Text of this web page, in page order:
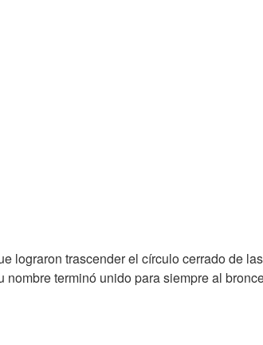
lograron trascender el círculo cerrado de
nombre terminó unido para siempre al